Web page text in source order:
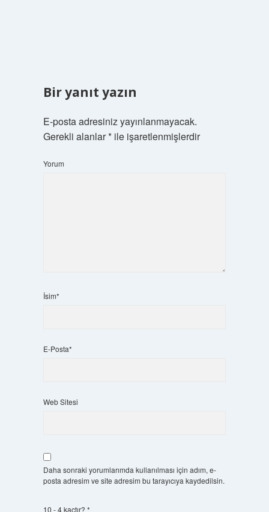
Bir yanıt yazın
E-posta adresiniz yayınlanmayacak.
Gerekli alanlar*ile işaretlenmişlerdir
Yorum
İsim*
E-Posta*
Web Sitesi
Daha sonraki yorumlarımda kullanılması için adım, e-
posta adresim ve site adresim bu tarayıcıya kaydedilsin.
10 - 4 kaçtır? *